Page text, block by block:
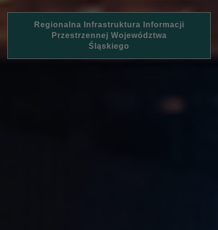
Regionalna Infrastruktura Informacji
Przestrzennej Województwa
Śląskiego